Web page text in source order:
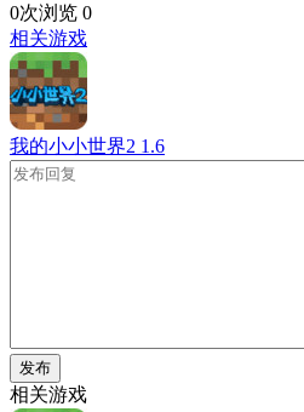
0次浏览 0
相关游戏
我的小小世界2 1.6
发布
相关游戏